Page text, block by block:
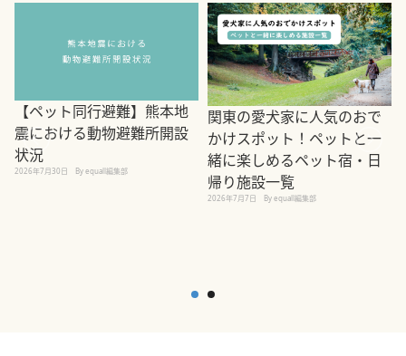
【ペット同行避難】熊本地
震における動物避難所開設
状況
2026年7月30日 By equall編集部
関東の愛犬家に人気のおで
かけスポット！ペットと一
緒に楽しめるペット宿・日
帰り施設一覧
2026年7月7日 By equall編集部